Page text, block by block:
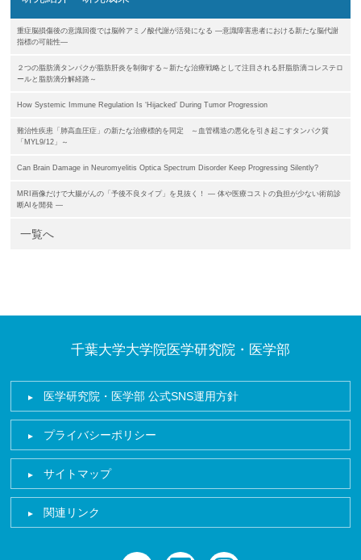
重症脳損傷後の意識回復では脳幹アミノ酸代謝が活発になる ―意識障害患者における新たな脳代謝
指標の可能性―
２つの脂肪滴タンパクが脂肪肝炎を制御する～新たな治療戦略として注目される肝脂肪滴コレステロ
ールと脂肪滴分解経路～
How Systemic Immune Regulation Is ‘Hijacked’ During Tumor Progression
難治性疾患「肺高血圧症」の新たな治療標的を同定 ～血管構造の悪化を引き起こすタンパク質
「MYL9/12」～
Can Brain Damage in Neuromyelitis Optica Spectrum Disorder Keep Progressing Silently?
MRI画像だけで大腸がんの「予後不良タイプ」を見抜く！ ― 体や医療コストの負担が少ない術前診
断AIを開発 ―
一覧へ
千葉大学大学院医学研究院・医学部
医学研究院・医学部 公式SNS運用方針
プライバシーポリシー
サイトマップ
関連リンク